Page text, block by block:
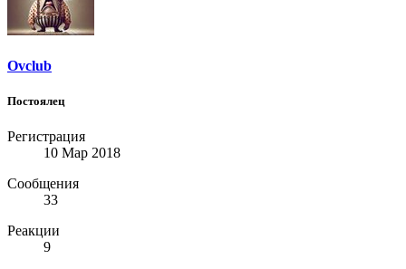
Ovclub
Постоялец
Регистрация
10 Мар 2018
Сообщения
33
Реакции
9